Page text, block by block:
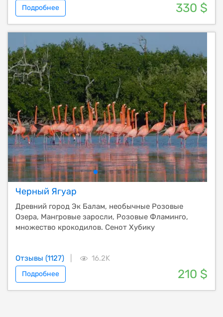
Подробнее 330 $
Черный Ягуар
Древний город Эк Балам, необычные Розовые
Озера, Мангровые заросли, Розовые Фламинго,
множество крокодилов. Сенот Хубику
Отзывы (1127) 16.2K
Подробнее 210 $